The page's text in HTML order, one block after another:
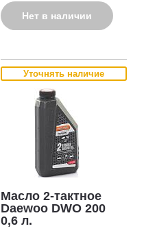
Нет в наличии
Уточнять наличие
Масло 2-тактное
Daewoo DWO 200
0,6 л.